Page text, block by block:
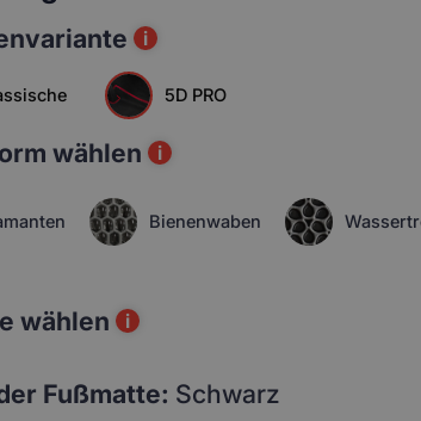
i
5D PRO
wählen i
Bienenwaben
wählen i
Fußmatte: Schwarz